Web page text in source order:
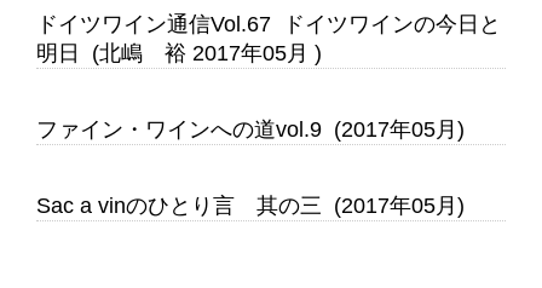
ドイツワイン通信Vol.67 ドイツワインの今日と
明日 (北嶋 裕 2017年05月 )
ファイン・ワインへの道vol.9 (2017年05月)
Sac a vinのひとり言 其の三 (2017年05月)